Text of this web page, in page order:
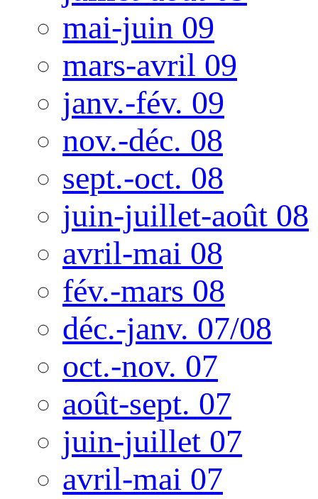
mai-juin 09
mars-avril 09
janv.-fév. 09
nov.-déc. 08
sept.-oct. 08
juin-juillet-août 08
avril-mai 08
fév.-mars 08
déc.-janv. 07/08
oct.-nov. 07
août-sept. 07
juin-juillet 07
avril-mai 07